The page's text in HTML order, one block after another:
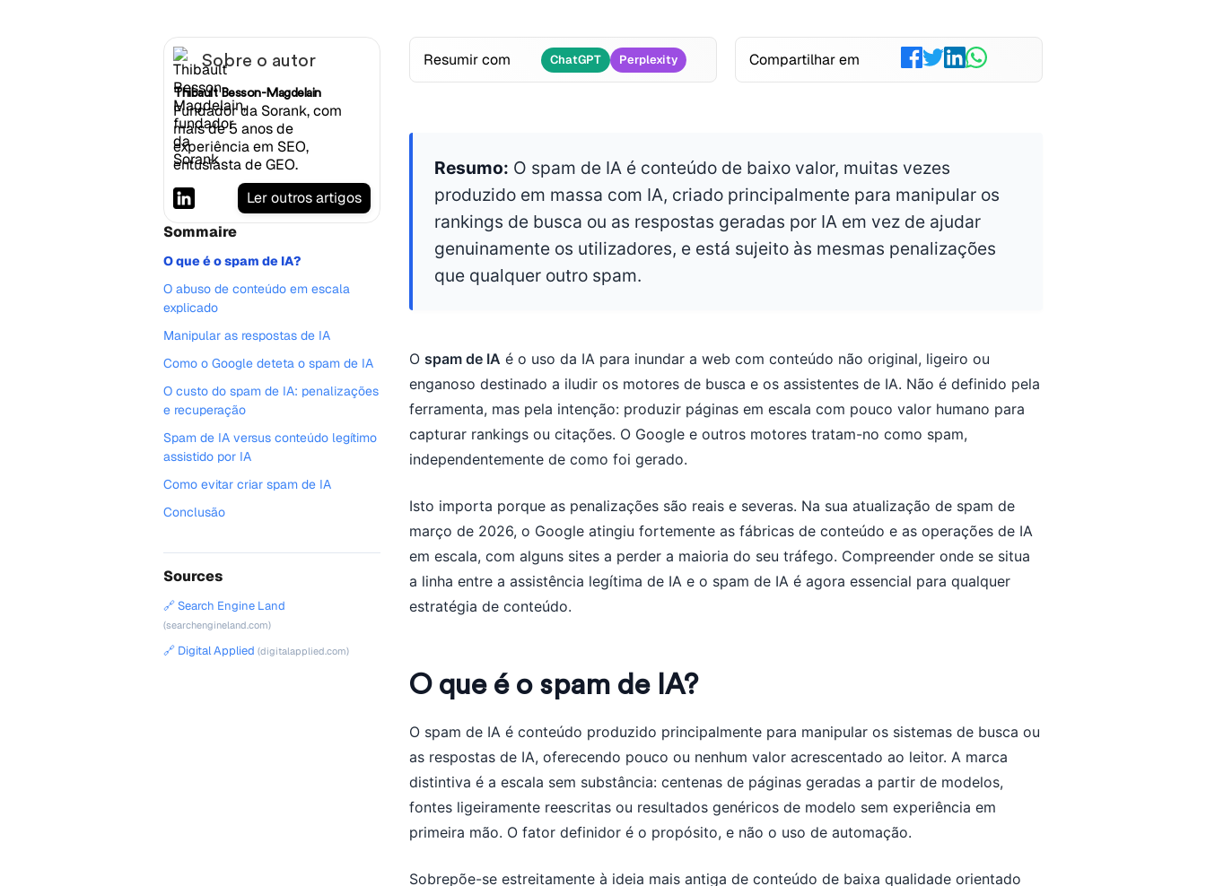
Sobre o autor
Thibault Besson-Magdelain
Fundador da Sorank, com
mais de 5 anos de
experiência em SEO,
entusiasta de GEO.
Ler outros artigos
Sommaire
O que é o spam de IA?
O abuso de conteúdo em escala
explicado
Manipular as respostas de IA
Como o Google deteta o spam de IA
O custo do spam de IA: penalizações
e recuperação
Spam de IA versus conteúdo legítimo
assistido por IA
Como evitar criar spam de IA
Conclusão
Sources
🔗 Search Engine Land
(searchengineland.com)
🔗 Digital Applied (digitalapplied.com)
Resumir com ChatGPT Perplexity Compartilhar em
Resumo: O spam de IA é conteúdo de baixo valor, muitas vezes
produzido em massa com IA, criado principalmente para manipular os
rankings de busca ou as respostas geradas por IA em vez de ajudar
genuinamente os utilizadores, e está sujeito às mesmas penalizações
que qualquer outro spam.
Ospam de IA é o uso da IA para inundar a web com conteúdo não original, ligeiro ou
enganoso destinado a iludir os motores de busca e os assistentes de IA. Não é definido pela
ferramenta, mas pela intenção: produzir páginas em escala com pouco valor humano para
capturar rankings ou citações. O Google e outros motores tratam-no como spam,
independentemente de como foi gerado.
Isto importa porque as penalizações são reais e severas. Na sua atualização de spam de
março de 2026, o Google atingiu fortemente as fábricas de conteúdo e as operações de IA
em escala, com alguns sites a perder a maioria do seu tráfego. Compreender onde se situa
a linha entre a assistência legítima de IA e o spam de IA é agora essencial para qualquer
estratégia de conteúdo.
O que é o spam de IA?
O spam de IA é conteúdo produzido principalmente para manipular os sistemas de busca ou
as respostas de IA, oferecendo pouco ou nenhum valor acrescentado ao leitor. A marca
distintiva é a escala sem substância: centenas de páginas geradas a partir de modelos,
fontes ligeiramente reescritas ou resultados genéricos de modelo sem experiência em
primeira mão. O fator definidor é o propósito, e não o uso de automação.
Sobrepõe-se estreitamente à ideia mais antiga de conteúdo de baixa qualidade orientado